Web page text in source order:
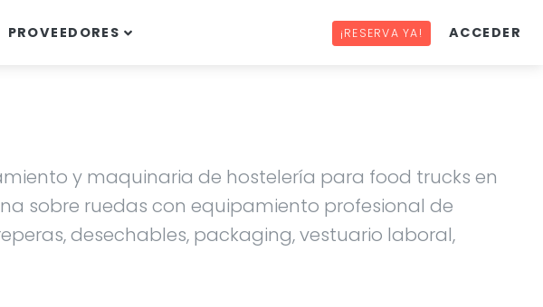
PROVEEDORES ¡RESERVA YA! ACCEDER
y maquinaria de hostelería para food trucks en
sobre ruedas con equipamiento profesional de
desechables, packaging, vestuario laboral,